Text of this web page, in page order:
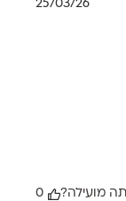
תאריך25/03/26
מועילה?
0